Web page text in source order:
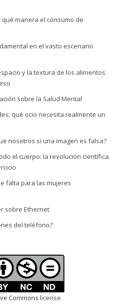
qué manera el consumo de
en el vasto escenario
y la textura de los alimentos
sobre la Salud Mental
qué ocio necesita realmente un
nosotros si una imagen es falsa?
el cuerpo: la revolución científica
falta para las mujeres
sobre Ethernet
del teléfono?
Commons license